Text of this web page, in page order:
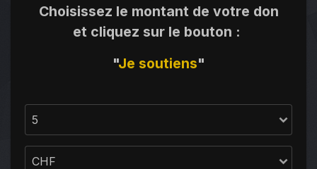
Choisissez le montant de votre don
et cliquez sur le bouton :
"Je soutiens"